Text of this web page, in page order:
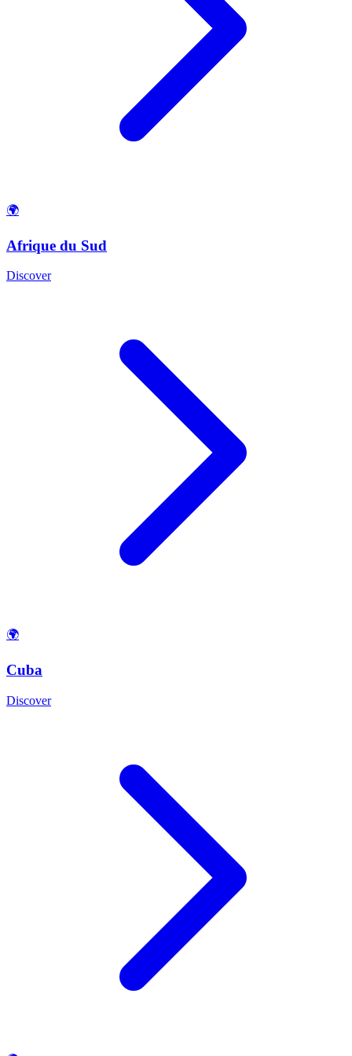
🌍
Afrique du Sud
Discover
🌍
Cuba
Discover